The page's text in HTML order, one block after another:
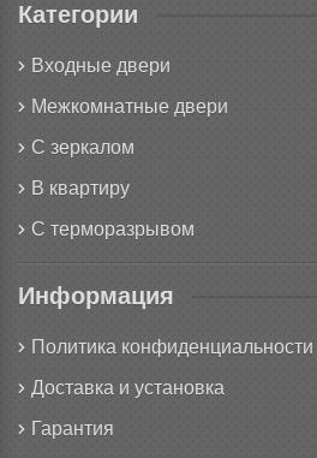
Категории
Входные двери
Межкомнатные двери
С зеркалом
В квартиру
С терморазрывом
Информация
Политика конфиденциальности
Доставка и установка
Гарантия